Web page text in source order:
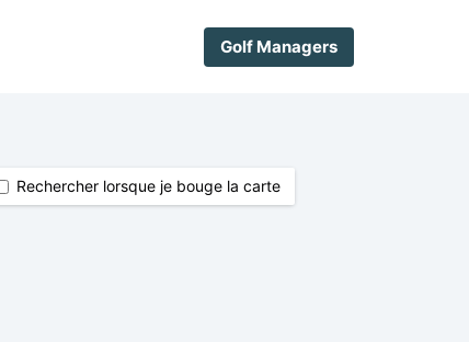
Golf Managers
Rechercher lorsque je bouge la carte